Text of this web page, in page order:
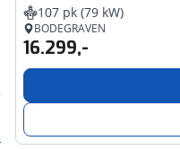
107 pk (79 kW)
BODEGRAVEN
16.299,-